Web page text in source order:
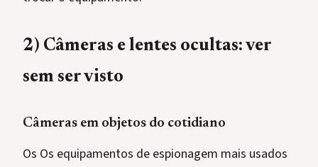
2) Câmeras e lentes ocultas: ver
sem ser visto
Câmeras em objetos do cotidiano
Os Os equipamentos de espionagem mais usados